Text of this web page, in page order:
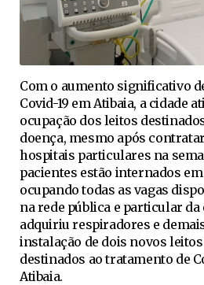
Com o aumento significativo
Covid-19 em Atibaia, a cidade
ocupação dos leitos
doença, mesmo após
hospitais particulares na
pacientes estão internados
ocupando todas as vagas
na rede pública e particular da
adquiriu respiradores e
instalação de dois novos
destinados ao tratamento de
Atibaia.